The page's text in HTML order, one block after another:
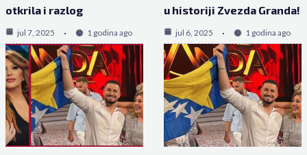
otkrila i razlog
jul 7, 2025 1 godina ago
u historiji Zvezda Granda!
jul 6, 2025 1 godina ago